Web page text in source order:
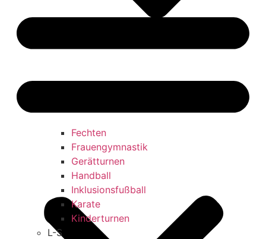
Fechten
Frauengymnastik
Gerätturnen
Handball
Inklusionsfußball
Karate
Kinderturnen
L-S